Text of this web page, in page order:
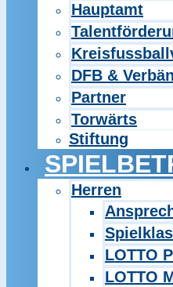
Hauptamt
DFB &
Partner
Torwärts
Stiftung
Herren
LOTTO
LOTTO